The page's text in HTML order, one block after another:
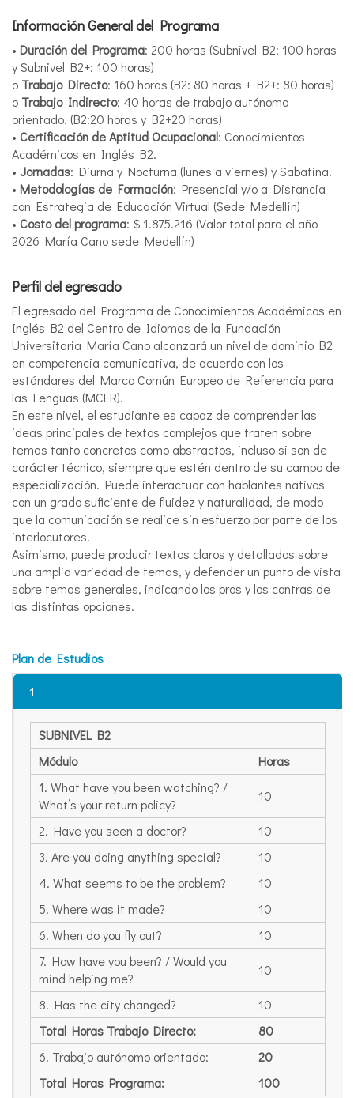
Información General del Programa
• Duración del Programa: 200 horas (Subnivel B2: 100 horas
y Subnivel B2+: 100 horas)
o Trabajo Directo: 160 horas (B2: 80 horas + B2+: 80 horas)
o Trabajo Indirecto: 40 horas de trabajo autónomo
orientado. (B2:20 horas y B2+20 horas)
• Certificación de Aptitud Ocupacional: Conocimientos
Académicos en Inglés B2.
• Jornadas: Diurna y Nocturna (lunes a viernes) y Sabatina.
• Metodologías de Formación: Presencial y/o a Distancia
con Estrategia de Educación Virtual (Sede Medellín)
• Costo del programa: $ 1.875.216 (Valor total para el año
2026 María Cano sede Medellín)
Perfil del egresado
El egresado del Programa de Conocimientos Académicos en
Inglés B2 del Centro de Idiomas de la Fundación
Universitaria María Cano alcanzará un nivel de dominio B2
en competencia comunicativa, de acuerdo con los
estándares del Marco Común Europeo de Referencia para
las Lenguas (MCER).
En este nivel, el estudiante es capaz de comprender las
ideas principales de textos complejos que traten sobre
temas tanto concretos como abstractos, incluso si son de
carácter técnico, siempre que estén dentro de su campo de
especialización. Puede interactuar con hablantes nativos
con un grado suficiente de fluidez y naturalidad, de modo
que la comunicación se realice sin esfuerzo por parte de los
interlocutores.
Asimismo, puede producir textos claros y detallados sobre
una amplia variedad de temas, y defender un punto de vista
sobre temas generales, indicando los pros y los contras de
las distintas opciones.
Plan de Estudios
1
SUBNIVEL B2
Módulo
Horas
1. What have you been watching? /
What’s your return policy?
10
2. Have you seen a doctor?
10
3. Are you doing anything special?
10
4. What seems to be the problem?
10
5. Where was it made?
10
6. When do you fly out?
10
7. How have you been? / Would you
mind helping me?
10
8. Has the city changed?
10
Total Horas Trabajo Directo:
80
6. Trabajo autónomo orientado:
20
Total Horas Programa:
100